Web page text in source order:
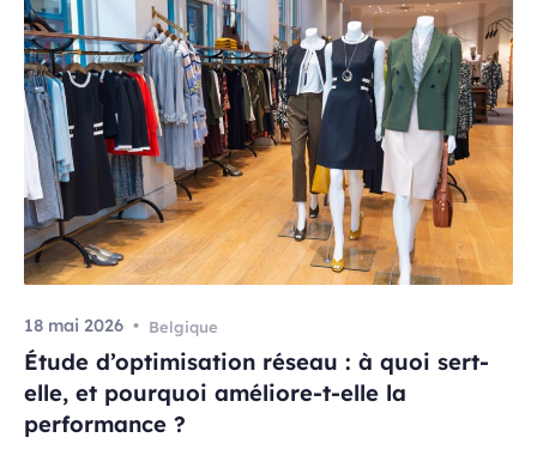
Étude d’optimisation réseau : à quoi sert-
elle, et pourquoi améliore-t-elle la
performance ?
18 mai 2026 Belgique